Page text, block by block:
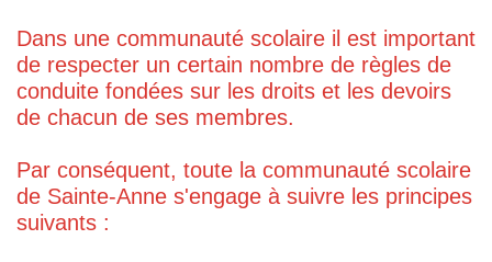
Dans une communauté scolaire il est important
de respecter un certain nombre de règles de
conduite fondées sur les droits et les devoirs
de chacun de ses membres.
Par conséquent, toute la communauté scolaire
de Sainte-Anne s'engage à suivre les principes
suivants :